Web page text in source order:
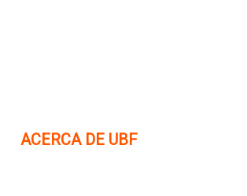
ACERCA DE UBF